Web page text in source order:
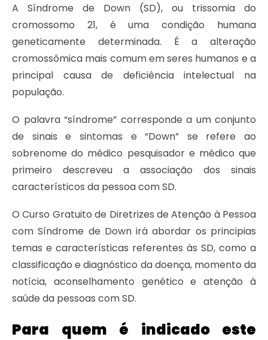
A Síndrome de Down (SD), ou trissomia do
cromossomo 21, é uma condição humana
geneticamente determinada. É a alteração
cromossômica mais comum em seres humanos e a
principal causa de deficiência intelectual na
população.
O palavra “síndrome” corresponde a um conjunto
de sinais e sintomas e “Down” se refere ao
sobrenome do médico pesquisador e médico que
primeiro descreveu a associação dos sinais
característicos da pessoa com SD.
O Curso Gratuito de Diretrizes de Atenção à Pessoa
com Síndrome de Down irá abordar os principias
temas e características referentes às SD, como a
classificação e diagnóstico da doença, momento da
notícia, aconselhamento genético e atenção á
saúde da pessoas com SD.
Para quem é indicado este